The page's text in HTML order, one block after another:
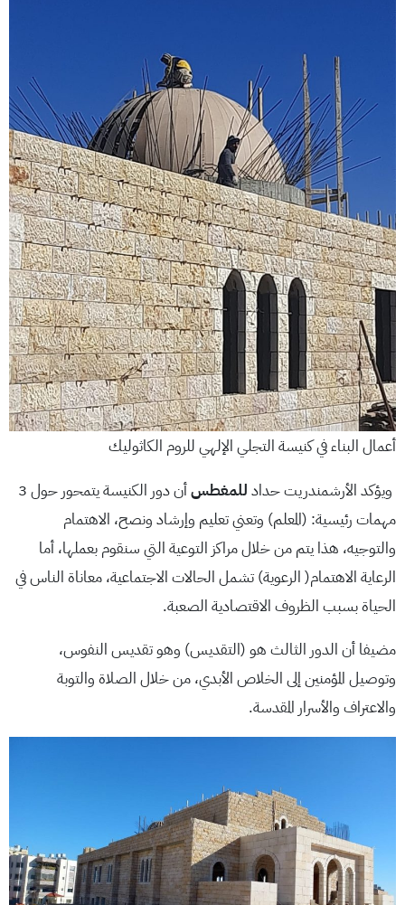
أعمال البناء في كنيسة التجلي الإلهي للروم الكاثوليك
ويؤكد الأرشمندريت حداد للمغطس
أن دور الكنيسة يتمحور حول 3
مهمات رئيسية: (المعلم) وتعني تعليم وإرشاد ونصح، الاهتمام
والتوجيه، هذا يتم من خلال مراكز التوعية التي سنقوم بعملها، أما
الرعاية الاهتمام( الرعوية) تشمل الحالات الاجتماعية، معاناة الناس في
الحياة بسبب الظروف الاقتصادية الصعبة.
مضيفا أن الدور الثالث هو (التقديس) وهو تقديس النفوس،
وتوصيل المؤمنين إلى الخلاص الأبدي، من خلال الصلاة والتوبة
والاعتراف والأسرار المقدسة.